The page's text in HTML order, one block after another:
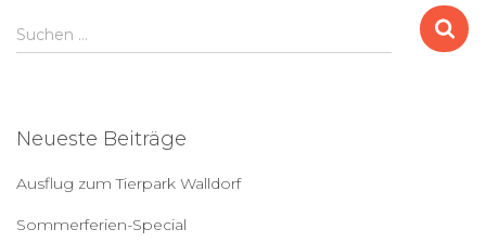
S
u
n
c
h
Suchen …
Neueste Beiträge
Ausflug zum Tierpark Walldorf
Sommerferien-Special